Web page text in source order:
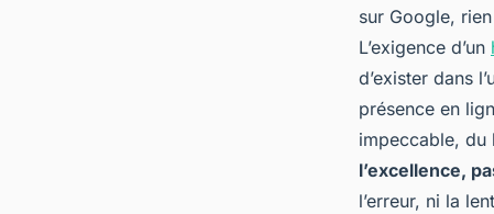
sur Google,
L’exigence d’un
d’exister dans
présence en
impeccable, du
l’excellence,
l’erreur, ni la